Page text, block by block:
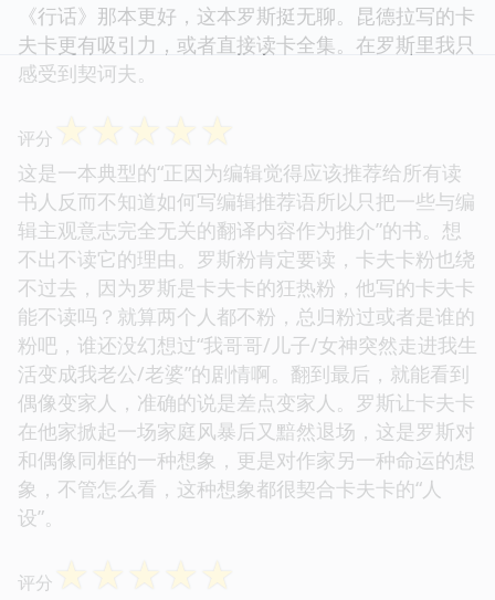
《行话》那本更好，这本罗斯挺无聊。昆德拉写的卡
夫卡更有吸引力，或者直接读卡全集。在罗斯里我只
感受到契诃夫。
评分 ☆☆☆☆☆
这是一本典型的“正因为编辑觉得应该推荐给所有读
书人反而不知道如何写编辑推荐语所以只把一些与编
辑主观意志完全无关的翻译内容作为推介”的书。想
不出不读它的理由。罗斯粉肯定要读，卡夫卡粉也绕
不过去，因为罗斯是卡夫卡的狂热粉，他写的卡夫卡
能不读吗？就算两个人都不粉，总归粉过或者是谁的
粉吧，谁还没幻想过“我哥哥/儿子/女神突然走进我生
活变成我老公/老婆”的剧情啊。翻到最后，就能看到
偶像变家人，准确的说是差点变家人。罗斯让卡夫卡
在他家掀起一场家庭风暴后又黯然退场，这是罗斯对
和偶像同框的一种想象，更是对作家另一种命运的想
象，不管怎么看，这种想象都很契合卡夫卡的“人
设”。
评分 ☆☆☆☆☆